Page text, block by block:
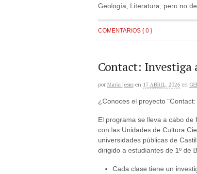
Geología, Literatura, pero no
COMENTARIOS { 0 }
Contact: Investiga
por Maria Jesus en 17 ABRIL, 2026 en
¿Conoces el proyecto
El programa se lleva a cabo de
con las Unidades de Cultura
universidades públicas de
dirigido a estudiantes de 1º de
Cada clase tiene un